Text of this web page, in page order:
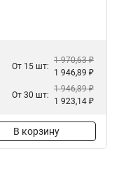
От 15 шт:
1 970,63 ₽
1 946,89 ₽
От 30 шт:
1 946,89 ₽
1 923,14 ₽
В корзину